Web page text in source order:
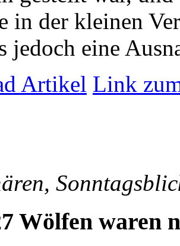
in der kleinen
jedoch eine
Artikel Link
Wölfen waren